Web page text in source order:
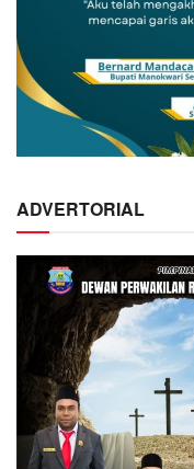
ADVERTORIAL